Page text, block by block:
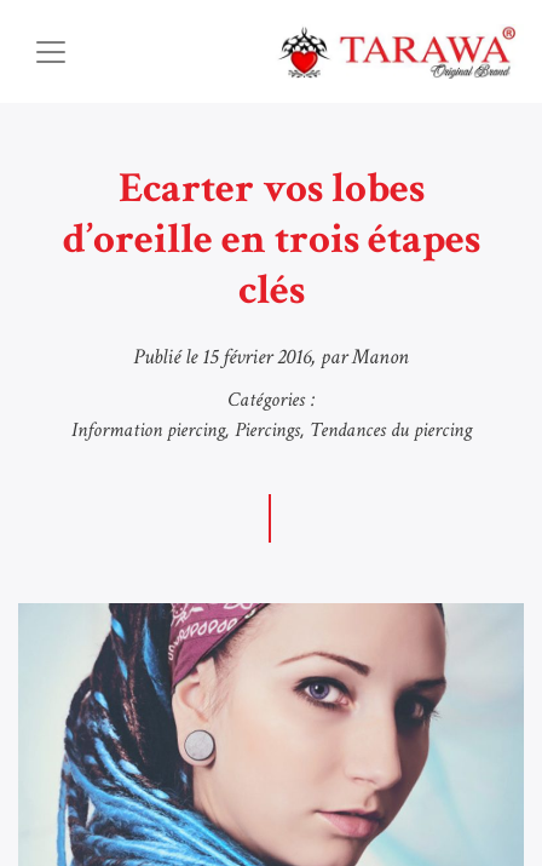
Ecarter vos lobes
d’oreille en trois étapes
clés
Publié le15 février 2016, par Manon
Catégories :
Information piercing Piercings Tendances du piercing